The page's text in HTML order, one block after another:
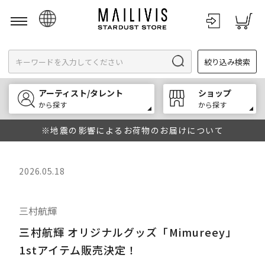
English
한국어
中文
絞り込み検索
アーティスト/タレント
から探す
ショップ
から探す
※地震の影響によるお荷物のお届けについて
2026.05.18
三村航輝
三村航輝 オリジナルグッズ「Mimureey」
1stアイテム販売決定！